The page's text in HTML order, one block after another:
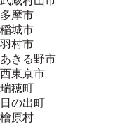
多摩市
稲城市
羽村市
あきる野市
西東京市
瑞穂町
日の出町
檜原村